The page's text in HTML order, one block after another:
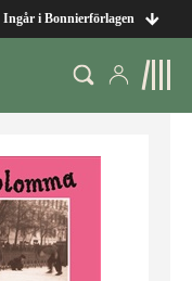
Ingår i Bonnierförlagen